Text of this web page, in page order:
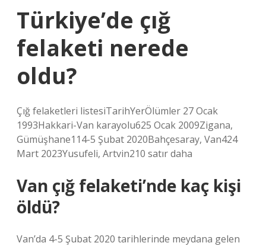
Türkiye’de çığ
felaketi nerede
oldu?
Çığ felaketleri listesiTarihYerÖlümler 27 Ocak
1993Hakkari-Van karayolu625 Ocak 2009Zigana,
Gümüşhane114-5 Şubat 2020Bahçesaray, Van424
Mart 2023Yusufeli, Artvin210 satır daha
Van çığ felaketi’nde kaç kişi
öldü?
Van’da 4-5 Şubat 2020 tarihlerinde meydana gelen